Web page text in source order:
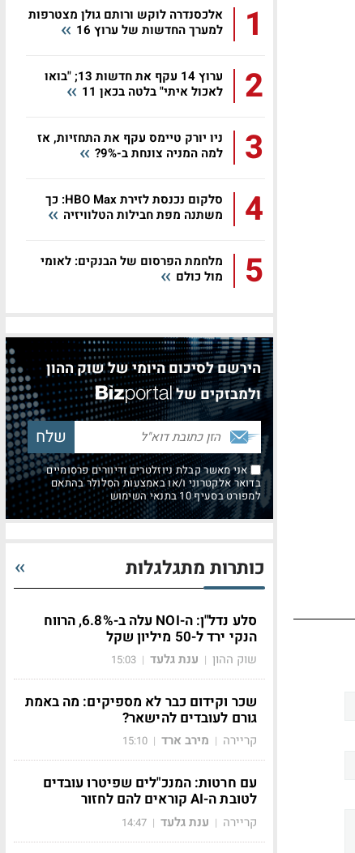
1
אלכסנדרה לוקש ורותם גולן מצטרפות
למערך החדשות של ערוץ 16
2
ערוץ 14 עקף את חדשות 13; "בואו
לאכול איתי" בלטה בכאן 11
3
ניו יורק טיימס עקף את התחזיות, אז
למה המניה צונחת ב-9%?
4
סלקום נכנסת לזירת HBO Max: כך
משתנה מפת חבילות הטלוויזיה
5
מלחמת הפרסום של הבנקים: לאומי
מול כולם
הירשם לסיכום היומי של שוק ההון
ולמבזקים של
אני מאשר קבלת ניוזלטרים ודיוורים פרסומיים
בדואר אלקטרוני ו/או באמצעות הסלולר בהתאם
למפורט בסעיף 10 בתנאי השימוש
כותרות מתגלגלות
סלע נדל"ן: ה-NOI עלה ב-6.8%, הרווח
הנקי ירד ל-50 מיליון שקל
שוק ההון | ענת גלעד |
15:03
שכר וקידום כבר לא מספיקים: מה באמת
גורם לעובדים להישאר?
קריירה | מירב ארד |
15:10
עם חרטות: המנכ"לים שפיטרו עובדים
לטובת ה-AI קוראים להם לחזור
קריירה | ענת גלעד |
14:47